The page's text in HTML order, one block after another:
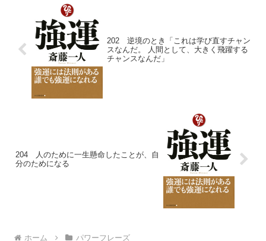
202 逆境のとき「これは学び直すチャン
スなんだ。 人間として、大きく飛躍する
チャンスなんだ」
204 人のために一生懸命したことが、自
分のためになる
ホーム パワーフレーズ